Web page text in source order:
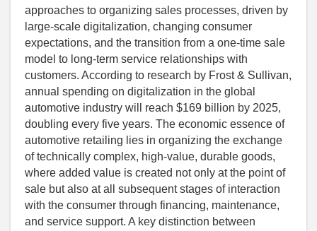
approaches to organizing sales processes, driven by
large-scale digitalization, changing consumer
expectations, and the transition from a one-time sale
model to long-term service relationships with
customers. According to research by Frost & Sullivan,
annual spending on digitalization in the global
automotive industry will reach $169 billion by 2025,
doubling every five years. The economic essence of
automotive retailing lies in organizing the exchange
of technically complex, high-value, durable goods,
where added value is created not only at the point of
sale but also at all subsequent stages of interaction
with the consumer through financing, maintenance,
and service support. A key distinction between